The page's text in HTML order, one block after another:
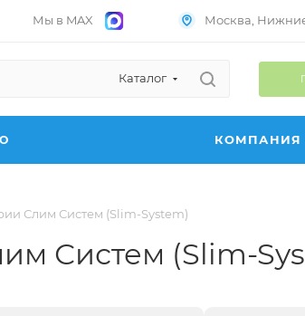
Мы в MAX Москва,
Каталог
КОМПАНИЯ
Слим Систем (Slim-System)
Систем (Slim-